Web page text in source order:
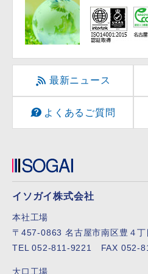
最新ニュース
よくあるご質問
イソガイ株式会社
本社工場
〒457-0863 名古屋市南区豊４
TEL 052-811-9221 FAX 052-
大口工場